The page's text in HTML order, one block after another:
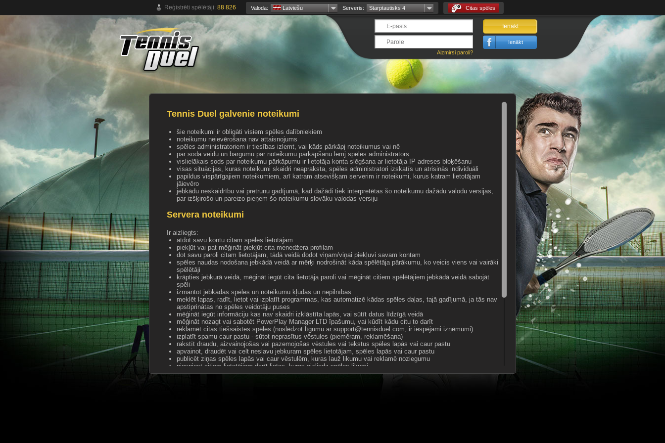
Reģistrēti spēlētāji: 88 826 Valoda: Latviešu Serveris: Starptautisks 4 Citas spēles
Aizmirsi paroli?
Ienākt
Ienākt
Tennis Duel galvenie noteikumi
šie noteikumi ir obligāti visiem spēles dalībniekiem
noteikumu neievērošana nav attaisnojums
spēles administratoriem ir tiesības izlemt, vai kāds pārkāpj noteikumus vai nē
par soda veidu un bargumu par noteikumu pārkāpšanu lemj spēles administrators
vislielākais sods par noteikumu pārkāpumu ir lietotāja konta slēgšana ar lietotāja IP adreses bloķēšanu
visas situācijas, kuras noteikumi skaidri neapraksta, spēles administratori izskatīs un atrisinās individuāli
papildus vispārīgajiem noteikumiem, arī katram atsevišķam serverim ir noteikumi, kurus katram lietotājam
jāievēro
jebkādu neskaidrību vai pretrunu gadījumā, kad dažādi tiek interpretētas šo noteikumu dažādu valodu versijas,
par izšķirošo un pareizo pieņem šo noteikumu slovāku valodas versiju
Servera noteikumi
Ir aizliegts:
atdot savu kontu citam spēles lietotājam
piekļūt vai pat mēģināt piekļūt cita menedžera profilam
dot savu paroli citam lietotājam, tādā veidā dodot viņam/viņai piekļuvi savam kontam
spēles naudas nodošana jebkādā veidā ar mērķi nodrošināt kāda spēlētāja pārākumu, ko veicis viens vai vairāki
spēlētāji
krāpties jebkurā veidā, mēģināt iegūt cita lietotāja paroli vai mēģināt citiem spēlētājiem jebkādā veidā sabojāt
spēli
izmantot jebkādas spēles un noteikumu kļūdas un nepilnības
meklēt lapas, radīt, lietot vai izplatīt programmas, kas automatizē kādas spēles daļas, tajā gadījumā, ja tās nav
apstiprinātas no spēles veidotāju puses
mēģināt iegūt informāciju kas nav skaidri izklāstīta lapās, vai sūtīt datus līdzīgā veidā
mēģināt nozagt vai sabotēt PowerPlay Manager LTD īpašumu, vai kūdīt kādu citu to darīt
reklamēt citas tiešsaistes spēles (noslēdzot līgumu ar support@tennisduel.com, ir iespējami izņēmumi)
izplatīt spamu caur pastu - sūtot neprasītus vēstules (piemēram, reklamēšana)
rakstīt draudu, aizvainojošas vai pazemojošas vēstules vai tekstus spēles lapās vai caur pastu
apvainot, draudēt vai celt neslavu jebkuram spēles lietotājam, spēles lapās vai caur pastu
publicēt ziņas spēles lapās vai caur vēstulēm, kuras lauž likumu vai reklamē noziegumu
piespiest citiem lietotājiem darīt lietas, kuras aizliedz spēles likumi
izmantot vulgāru vai citādi aizskarošu spēlētāja vārdu